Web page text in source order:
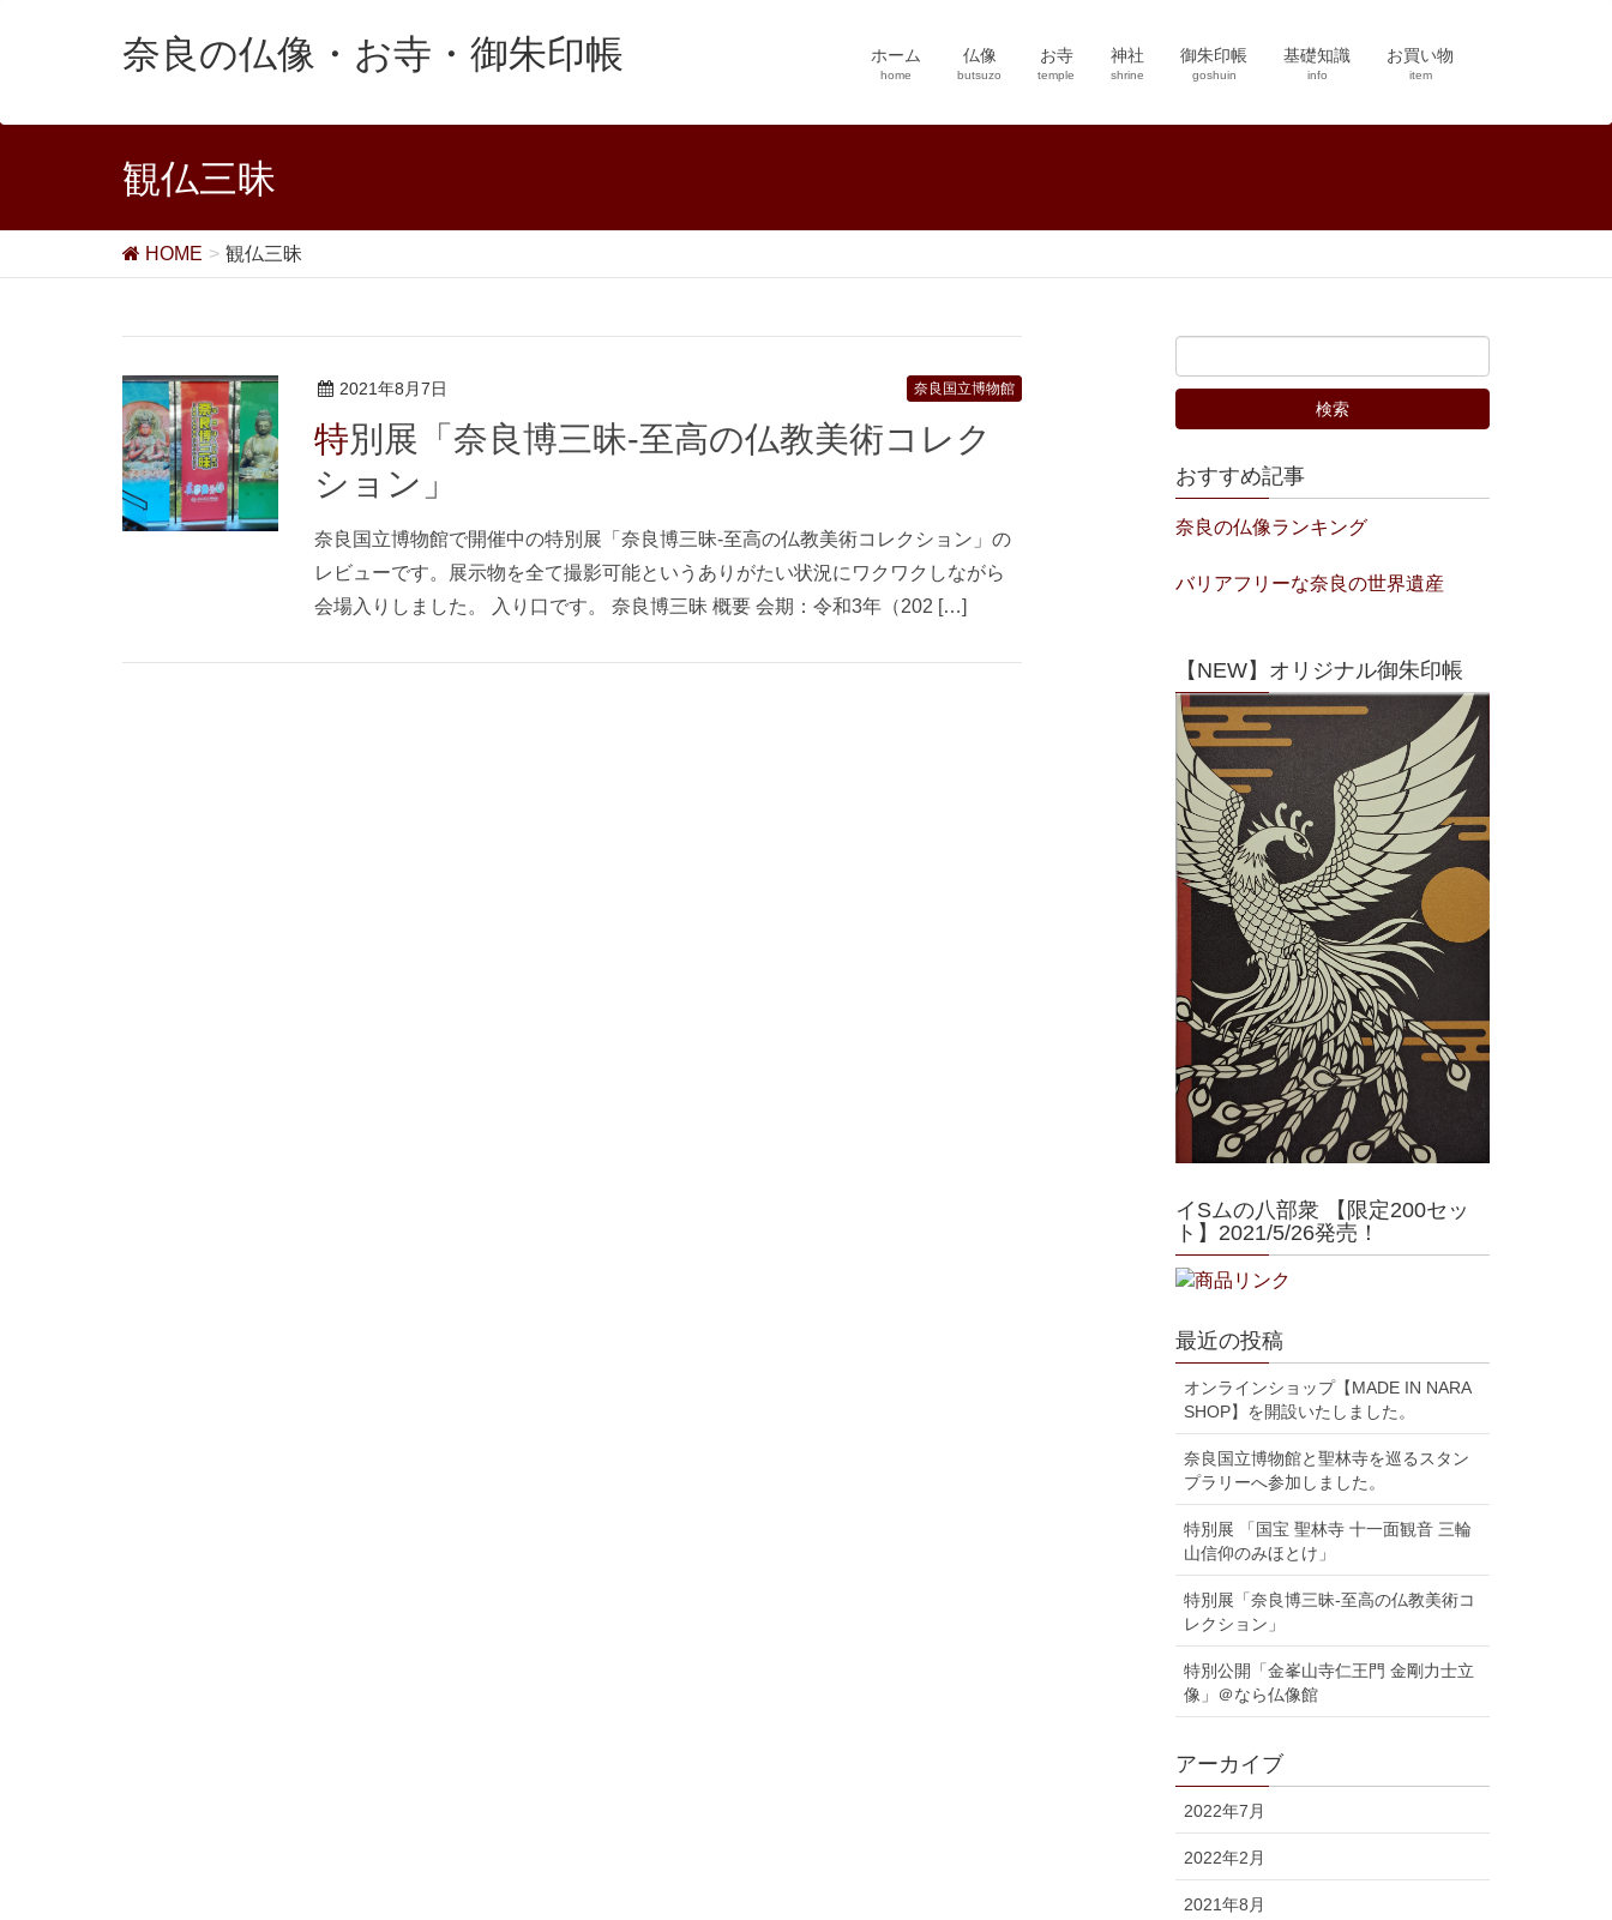
奈良の仏像・お寺・御朱印帳 ホーム
home
仏像
butsuzo
お寺
temple
神社
shrine
御朱印帳
goshuin
基礎知識
info
お買い物
item
観仏三昧
HOME 観仏三昧
2021年8月7日 奈良国立博物館
特別展「奈良博三昧-至高の仏教美術コレク
ション」
奈良国立博物館で開催中の特別展「奈良博三昧-至高の仏教美術コレクション」の
レビューです。展示物を全て撮影可能というありがたい状況にワクワクしながら
会場入りしました。 入り口です。 奈良博三昧 概要 会期：令和3年（202 […]
おすすめ記事
奈良の仏像ランキング
バリアフリーな奈良の世界遺産
【NEW】オリジナル御朱印帳
イSムの八部衆 【限定200セッ
ト】2021/5/26発売！
最近の投稿
オンラインショップ【MADE IN NARA
SHOP】を開設いたしました。
奈良国立博物館と聖林寺を巡るスタン
プラリーへ参加しました。
特別展 「国宝 聖林寺 十一面観音 三輪
山信仰のみほとけ」
特別展「奈良博三昧-至高の仏教美術コ
レクション」
特別公開「金峯山寺仁王門 金剛力士立
像」＠なら仏像館
アーカイブ
2022年7月
2022年2月
2021年8月